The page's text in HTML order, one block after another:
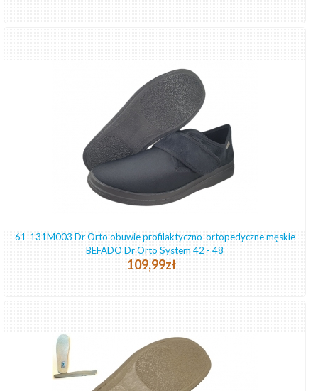
61-131M003 Dr Orto obuwie profilaktyczno-ortopedyczne męskie
BEFADO Dr Orto System 42 - 48
109,99zł